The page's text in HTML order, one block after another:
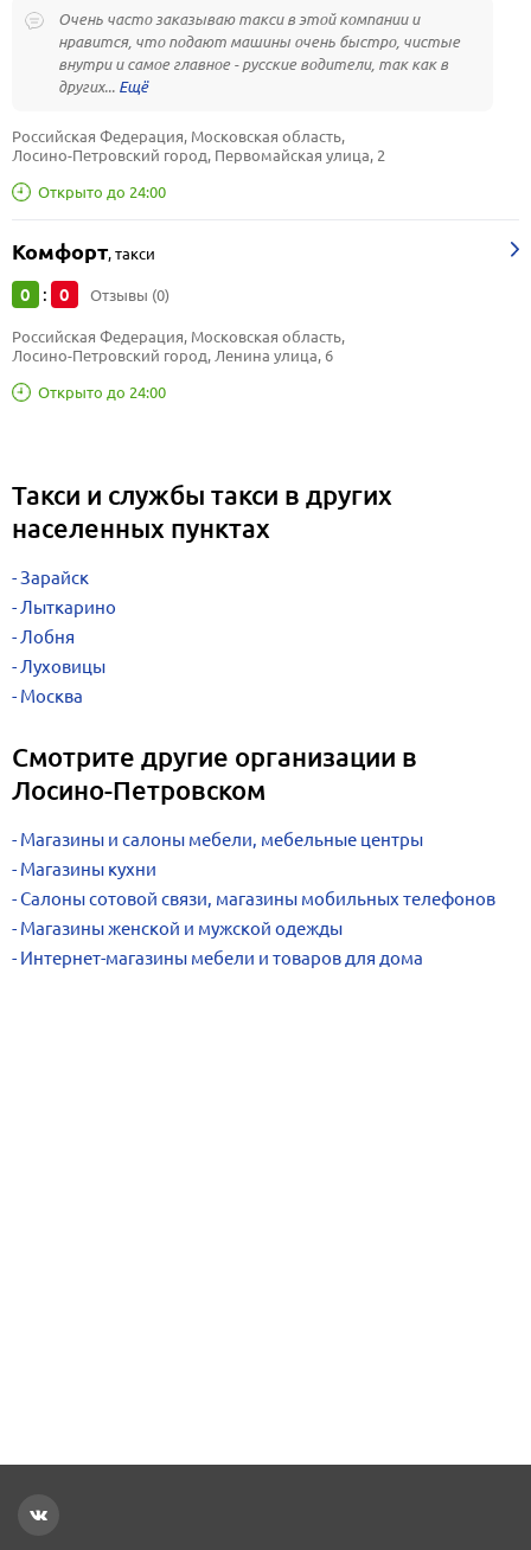
Очень часто заказываю такси в этой компании и
нравится, что подают машины очень быстро, чистые
внутри и самое главное - русские водители, так как в
других...
Открыто до 24:00
Российская Федерация, Московская область,
Лосино-Петровский город, Первомайская улица, 2
Комфорт,такси
0 : 0 Отзывы (0)
Открыто до 24:00
Российская Федерация, Московская область,
Лосино-Петровский город, Ленина улица, 6
Такси и службы такси в других
населенных пунктах
Зарайск
Лыткарино
Лобня
Луховицы
Москва
Смотрите другие организации в
Лосино-Петровском
Магазины и салоны мебели, мебельные центры
Магазины кухни
Салоны сотовой связи, магазины мобильных телефонов
Магазины женской и мужской одежды
Интернет-магазины мебели и товаров для дома